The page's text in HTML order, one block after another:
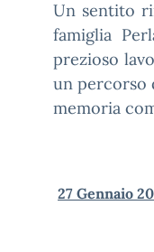
Un sentito
famiglia
prezioso
un percorso
memoria
27 Gennaio